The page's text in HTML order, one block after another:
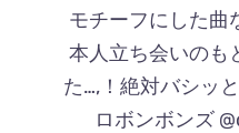
モチーフにした曲
本人立ち会いのも
た…,！絶対バシッ
ロボンボンズ